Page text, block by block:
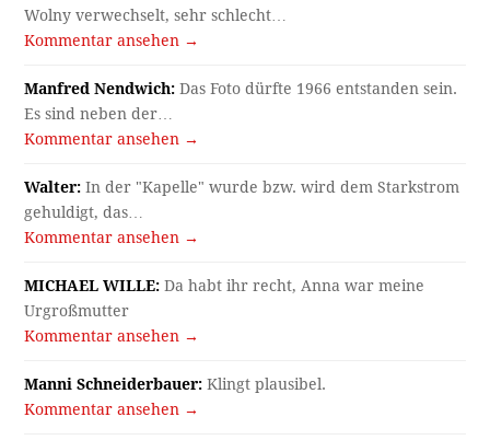
Wolny verwechselt, sehr schlecht…
Kommentar ansehen →
Manfred Nendwich: Das Foto dürfte 1966 entstanden sein.
Es sind neben der…
Kommentar ansehen →
Walter: In der "Kapelle" wurde bzw. wird dem Starkstrom
gehuldigt, das…
Kommentar ansehen →
MICHAEL WILLE: Da habt ihr recht, Anna war meine
Urgroßmutter
Kommentar ansehen →
Manni Schneiderbauer: Klingt plausibel.
Kommentar ansehen →